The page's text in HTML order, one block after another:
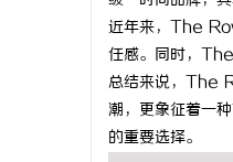
近年来，The
任感。同时，
总结来说，The
潮，更象征着一
的重要选择。